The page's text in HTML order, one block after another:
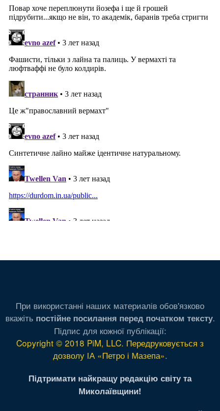
При використанні наших материалів обов'язково
вкажіть постійне посилання перед початком тексту.
Підпис для кожної публікації:
Copyright © 2018 PiM, LLC. Передруковується з
дозволу ІА «Петро і Мазепа».
Підтримати найкращу редакцію світу та
Миколаївщини!